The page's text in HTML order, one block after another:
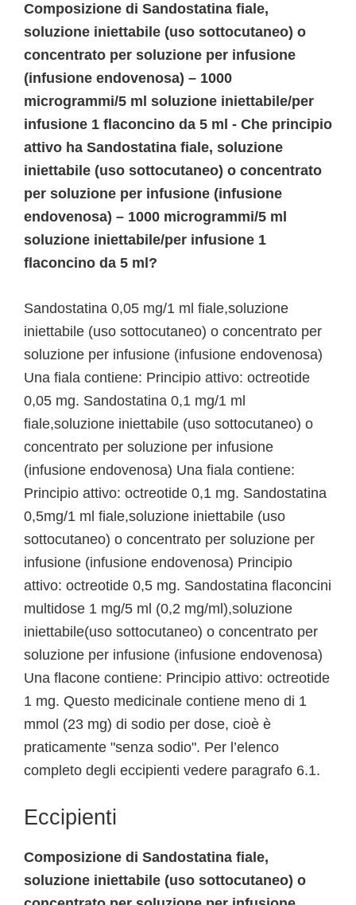
Composizione di Sandostatina fiale,
soluzione iniettabile (uso sottocutaneo) o
concentrato per soluzione per infusione
(infusione endovenosa) – 1000
microgrammi/5 ml soluzione iniettabile/per
infusione 1 flaconcino da 5 ml - Che principio
attivo ha Sandostatina fiale, soluzione
iniettabile (uso sottocutaneo) o concentrato
per soluzione per infusione (infusione
endovenosa) – 1000 microgrammi/5 ml
soluzione iniettabile/per infusione 1
flaconcino da 5 ml?
Sandostatina 0,05 mg/1 ml fiale,soluzione
iniettabile (uso sottocutaneo) o concentrato per
soluzione per infusione (infusione endovenosa)
Una fiala contiene: Principio attivo: octreotide
0,05 mg. Sandostatina 0,1 mg/1 ml
fiale,soluzione iniettabile (uso sottocutaneo) o
concentrato per soluzione per infusione
(infusione endovenosa) Una fiala contiene:
Principio attivo: octreotide 0,1 mg. Sandostatina
0,5mg/1 ml fiale,soluzione iniettabile (uso
sottocutaneo) o concentrato per soluzione per
infusione (infusione endovenosa) Principio
attivo: octreotide 0,5 mg. Sandostatina flaconcini
multidose 1 mg/5 ml (0,2 mg/ml),soluzione
iniettabile(uso sottocutaneo) o concentrato per
soluzione per infusione (infusione endovenosa)
Una flacone contiene: Principio attivo: octreotide
1 mg. Questo medicinale contiene meno di 1
mmol (23 mg) di sodio per dose, cioè è
praticamente "senza sodio". Per l’elenco
completo degli eccipienti vedere paragrafo 6.1.
Eccipienti
Composizione di Sandostatina fiale,
soluzione iniettabile (uso sottocutaneo) o